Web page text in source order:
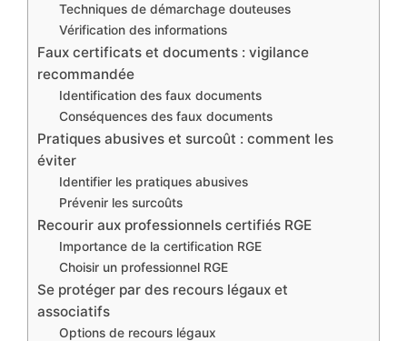
Techniques de démarchage douteuses
Vérification des informations
Faux certificats et documents : vigilance
recommandée
Identification des faux documents
Conséquences des faux documents
Pratiques abusives et surcoût : comment les
éviter
Identifier les pratiques abusives
Prévenir les surcoûts
Recourir aux professionnels certifiés RGE
Importance de la certification RGE
Choisir un professionnel RGE
Se protéger par des recours légaux et
associatifs
Options de recours légaux